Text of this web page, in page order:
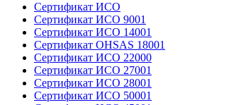
Сертификат ИСО
Сертификат ИСО 9001
Сертификат ИСО 14001
Сертификат OHSAS 18001
Сертификат ИСО 22000
Сертификат ИСО 27001
Сертификат ИСО 28001
Сертификат ИСО 50001